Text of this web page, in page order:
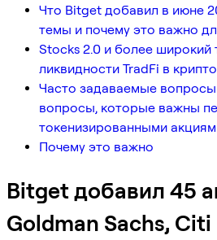
Что Bitget добавил в июне
темы и почему это важно
Stocks 2.0 и более широкий
ликвидности TradFi в
Часто задаваемые вопросы
вопросы, которые важны
токенизированными
Почему это важно
Bitget добавил 45
Goldman Sachs, Citi